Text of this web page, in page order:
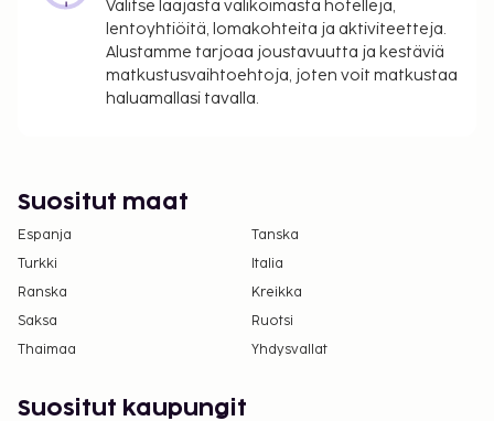
Valitse laajasta valikoimasta hotelleja,
lentoyhtiöitä, lomakohteita ja aktiviteetteja.
Alustamme tarjoaa joustavuutta ja kestäviä
matkustusvaihtoehtoja, joten voit matkustaa
haluamallasi tavalla.
Suositut maat
Espanja
Tanska
Turkki
Italia
Ranska
Kreikka
Saksa
Ruotsi
Thaimaa
Yhdysvallat
Suositut kaupungit